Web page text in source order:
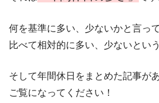
何を基準に多い、少ないかと言っ
比べて相対的に多い、少ないとい
そして年間休日をまとめた記事が
ご覧になってください！